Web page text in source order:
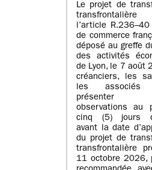
Le projet de
l’article
de commerce
déposé au greffe
des activités
de Lyon, le 7 août
créanciers, les
les associés
présenter
observations au
cinq (5) jours
avant la date
du projet de
transfrontalière
11 octobre 2026,